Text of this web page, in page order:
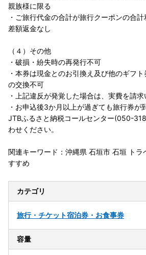
親族様に限る
・ご旅行代金の合計が旅行クーポンの合計
差額返金なし
（４）その他
・破損・紛失時の再発行不可
・本券は現金とのお引換え及び他のギフ
の交換不可
・上記違反が発覚した場合は、実費を請求
・お申込後3か月以上が過ぎても旅行券が
JTBふるさと納税コールセンター(050-
わせください。
関連キーワード：沖縄県 石垣市 石垣 トラ
すすめ
カテゴリ
旅行・チケット宿泊券・お食事券
容量